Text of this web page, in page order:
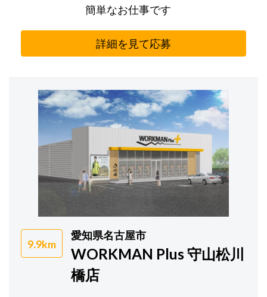
簡単なお仕事です
詳細を見て応募
9.9km
愛知県名古屋市
WORKMAN Plus 守山松川
橋店